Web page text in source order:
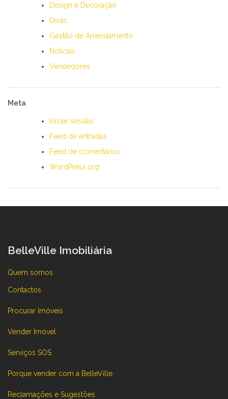
Design e Decoração
Dicas
Gestão de Arrendamento
Notícias
Vendedores
Meta
Iniciar sessão
Feed de entradas
Feed de comentários
WordPress.org
BelleVille Imobiliária
Quem somos
Contactos
Procurar Imóveis
Vender Imóvel
Serviços SOS
Porque vender com a BelleVille
Reclamações e Sugestões